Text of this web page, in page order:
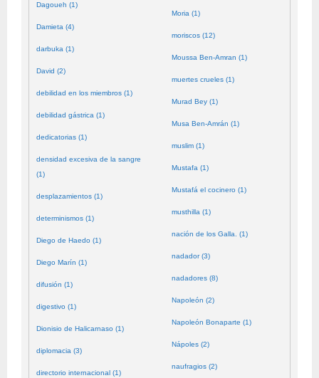
Dagoueh (1)
Damieta (4)
darbuka (1)
David (2)
debilidad en los miembros (1)
debilidad gástrica (1)
dedicatorias (1)
densidad excesiva de la sangre
(1)
desplazamientos (1)
determinismos (1)
Diego de Haedo (1)
Diego Marín (1)
difusión (1)
digestivo (1)
Dionisio de Halicarnaso (1)
diplomacia (3)
directorio internacional (1)
Moria (1)
moriscos (12)
Moussa Ben-Amran (1)
muertes crueles (1)
Murad Bey (1)
Musa Ben-Amrán (1)
muslim (1)
Mustafa (1)
Mustafá el cocinero (1)
musthilla (1)
nación de los Galla. (1)
nadador (3)
nadadores (8)
Napoleón (2)
Napoleón Bonaparte (1)
Nápoles (2)
naufragios (2)